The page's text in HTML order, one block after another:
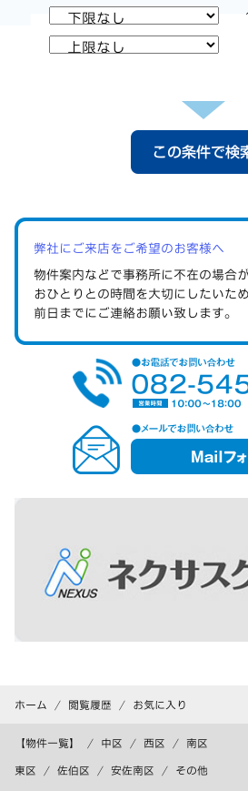
この条件で検
弊社にご来店をご希望のお客様へ
物件案内などで事務所に不在の場合
おひとりとの時間を大切にしたいた
前日までにご連絡お願い致します。
メ
ー
ル
フ
ー
ホーム 閲覧履歴 お気に入り
【物件一覧】 中区 西区 南区
東区 佐伯区 安佐南区 その他